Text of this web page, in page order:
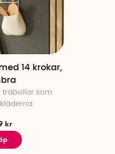
14 krokar,
träbollar som
kr